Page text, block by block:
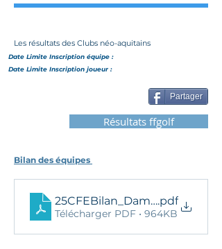
Les résultats des Clubs néo-aquitains
Date Limite Inscription équipe :
Date Limite Inscription joueur :
Partager
Résultats ffgolf
Bilan des équipes
25CFEBilan_Dames.pdf
Télécharger PDF • 964KB